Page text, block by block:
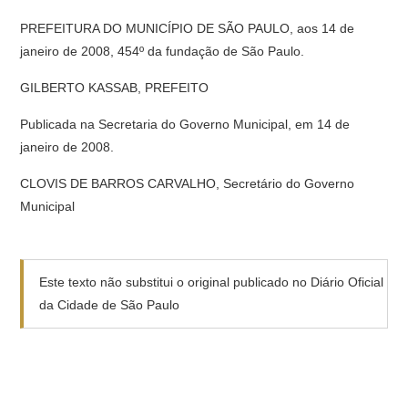
PREFEITURA DO MUNICÍPIO DE SÃO PAULO, aos 14 de
janeiro de 2008, 454º da fundação de São Paulo.
GILBERTO KASSAB, PREFEITO
Publicada na Secretaria do Governo Municipal, em 14 de
janeiro de 2008.
CLOVIS DE BARROS CARVALHO, Secretário do Governo
Municipal
Este texto não substitui o original publicado no Diário Oficial
da Cidade de São Paulo